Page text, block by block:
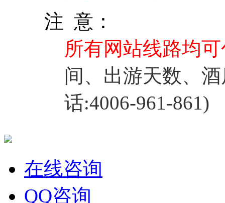
注 意：
所有网站线路均
间、出游天数、
话:4006-961-861)
在线咨询
QQ咨询